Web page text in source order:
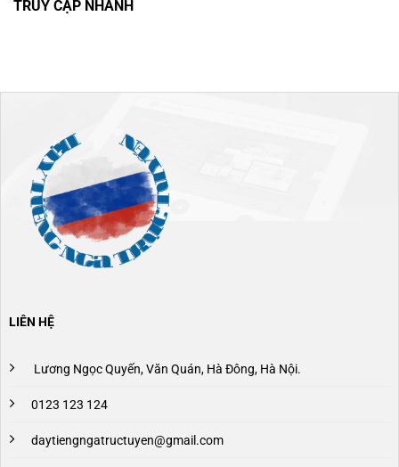
TRUY CẬP NHANH
LIÊN HỆ
Lương Ngọc Quyến, Văn Quán, Hà Đông, Hà Nội.
0123 123 124
daytiengngatructuyen@gmail.com